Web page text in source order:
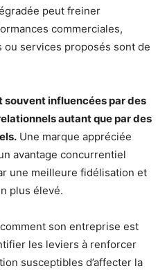
peut freiner
commerciales,
services proposés sont de
souvent influencées par des
autant que par des
Une marque appréciée
avantage concurrentiel
une meilleure fidélisation et
plus élevé.
son entreprise est
les leviers à renforcer
susceptibles d’affecter la